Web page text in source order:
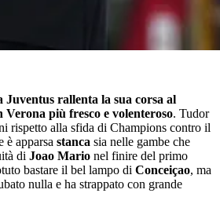
Juventus rallenta la sua corsa al
più fresco e volenteroso. Tudor
rispetto alla sfida di Champions contro il
è apparsa stanca sia nelle gambe che
di Joao Mario nel finire del primo
bastare il bel lampo di Conceiçao, ma
nulla e ha strappato con grande